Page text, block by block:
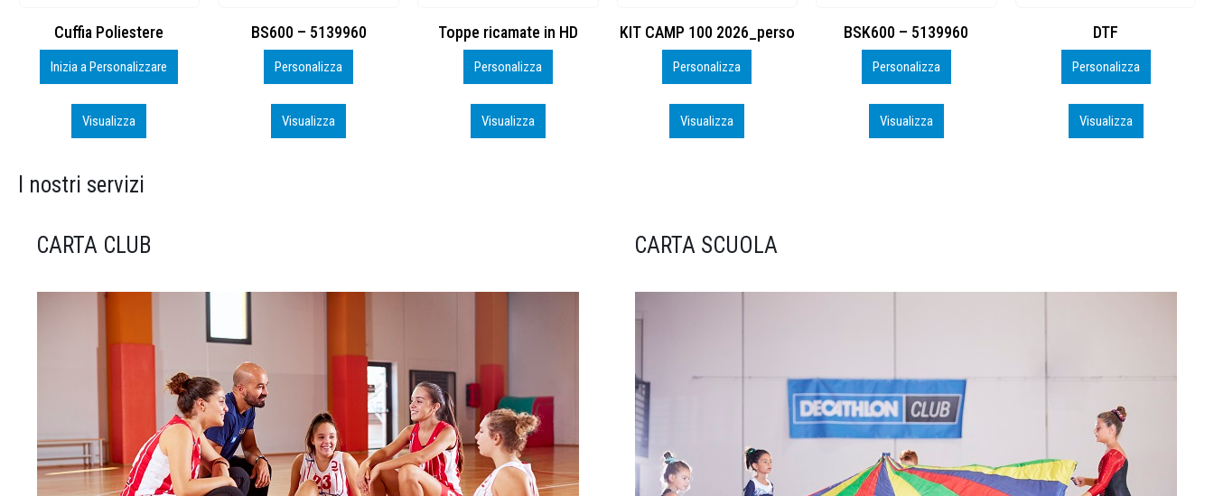
BS600 – 5139960
Personalizza
Visualizza
Toppe ricamate in HD
Personalizza
Visualizza
KIT CAMP 100 2026_perso
Personalizza
Visualizza
BSK600 – 5139960
Personalizza
Visualizza
DTF
Personalizza
Visualizza
BAHRAIN CA0407_PERSO
Personalizza
Visualizza
I nostri servizi
CARTA CLUB CARTA SCUOLA